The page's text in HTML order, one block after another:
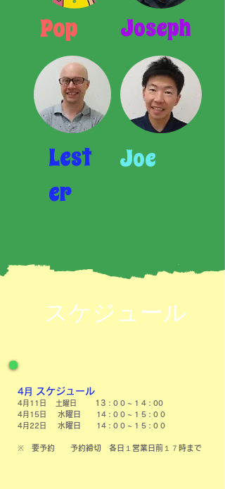
Pop
Lest
er
Joseph
Joe
​スケジュール
​4月 ​スケジュール
4月11日 土曜日 13 : 0 0 ~ 1 4 : 00
4月15日
水曜日
14 : 0 0 ~ 1 5 : 0 0
4月22日
水曜日 14 : 0 0 ~ 1 5 : 0 0
​※ 要予約 予約締切 各日１営業日前１７時まで